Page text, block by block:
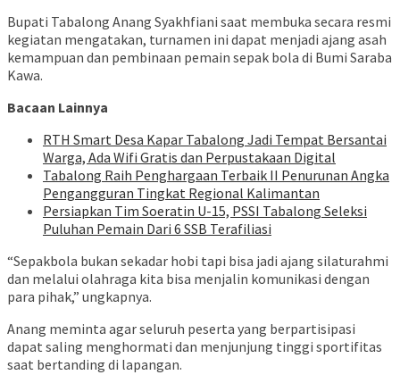
Bupati Tabalong Anang Syakhfiani saat membuka secara resmi
kegiatan mengatakan, turnamen ini dapat menjadi ajang asah
kemampuan dan pembinaan pemain sepak bola di Bumi Saraba
Kawa.
Bacaan Lainnya
RTH Smart Desa Kapar Tabalong Jadi Tempat Bersantai
Warga, Ada Wifi Gratis dan Perpustakaan Digital
Tabalong Raih Penghargaan Terbaik II Penurunan Angka
Pengangguran Tingkat Regional Kalimantan
Persiapkan Tim Soeratin U-15, PSSI Tabalong Seleksi
Puluhan Pemain Dari 6 SSB Terafiliasi
“Sepakbola bukan sekadar hobi tapi bisa jadi ajang silaturahmi
dan melalui olahraga kita bisa menjalin komunikasi dengan
para pihak,” ungkapnya.
Anang meminta agar seluruh peserta yang berpartisipasi
dapat saling menghormati dan menjunjung tinggi sportifitas
saat bertanding di lapangan.